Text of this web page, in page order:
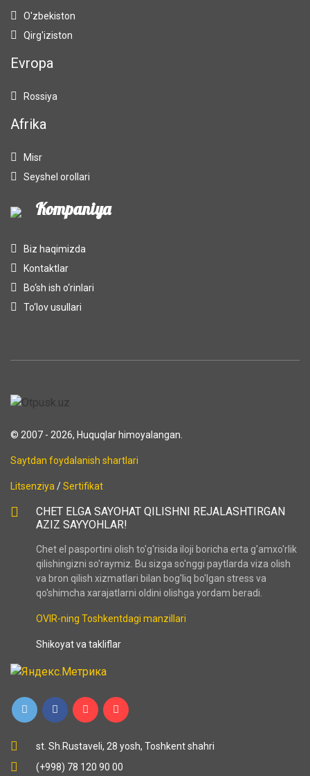
O'zbekiston
Qirg'iziston
Evropa
Rossiya
Afrika
Misr
Seyshel orollari
Kompaniya
Biz haqimizda
Kontaktlar
Bo‘sh ish o‘rinlari
To‘lov usullari
© 2007 - 2026, Huquqlar himoyalangan.
Saytdan foydalanish shartlari
Litsenziya /Sertifikat
CHET ELGA SAYOHAT QILISHNI REJALASHTIRGAN
AZIZ SAYYOHLAR!
Chet el pasportini olish to'g'risida iloji boricha erta g'amxo'rlik
qilishingizni so'raymiz. Bu sizga so'nggi paytlarda viza olish
va bron qilish xizmatlari bilan bog'liq bo'lgan stress va
qo'shimcha xarajatlarni oldini olishga yordam beradi.
OVIR-ning Toshkentdagi manzillari
Shikoyat va takliflar
st. Sh.Rustaveli, 28 yosh, Toshkent shahri
(+998) 78 120 90 00